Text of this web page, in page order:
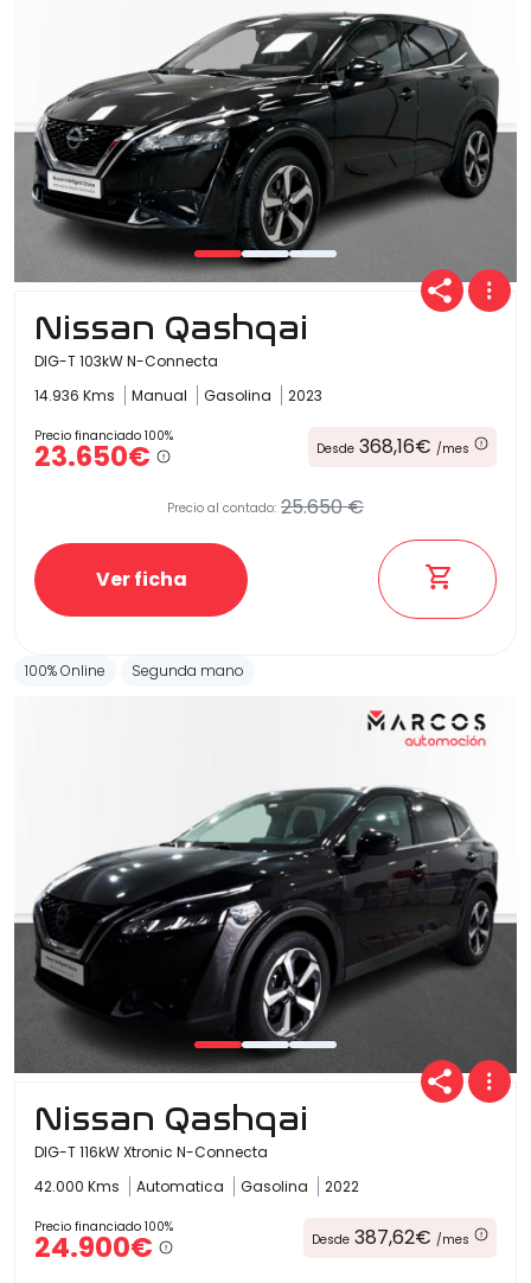
Nissan Qashqai
DIG-T 103kW N-Connecta
14.936 Kms
Manual Gasolina 2023
Precio financiado 100%
23.650€ Desde 368,16€ /mes
Precio al contado: 25.650 €
Ver ficha
100% Online Segunda mano
Nissan Qashqai
DIG-T 116kW Xtronic N-Connecta
42.000 Kms
Automatica Gasolina 2022
Precio financiado 100%
24.900€ Desde 387,62€ /mes